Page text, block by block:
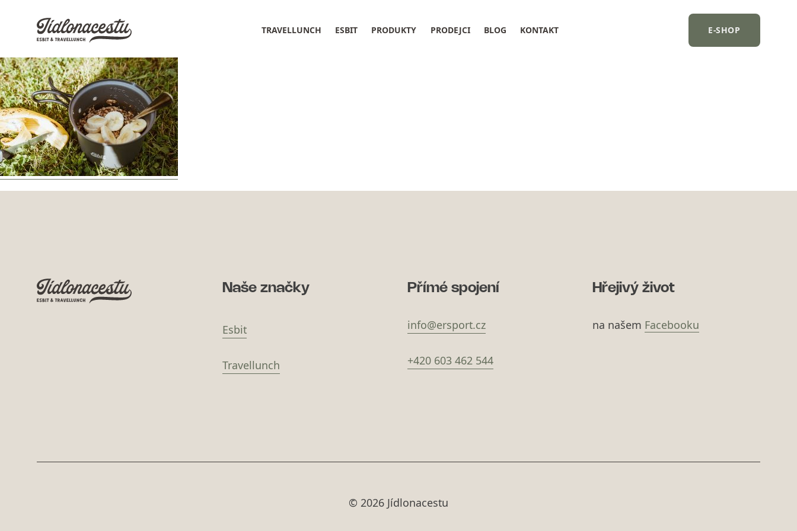
TRAVELLUNCH ESBIT PRODUKTY PRODEJCI BLOG KONTAKT E-SHOP
Naše značky
Esbit
Travellunch
Přímé spojení
info@ersport.cz
+420 603 462 544
Hřejivý život
na našem Facebooku
© 2026 Jídlonacestu